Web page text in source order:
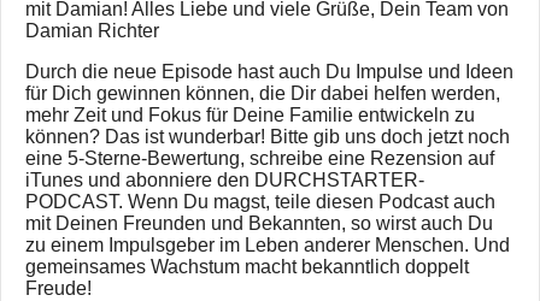
mit Damian! Alles Liebe und viele Grüße, Dein Team von
Damian Richter
Durch die neue Episode hast auch Du Impulse und Ideen
für Dich gewinnen können, die Dir dabei helfen werden,
mehr Zeit und Fokus für Deine Familie entwickeln zu
können? Das ist wunderbar! Bitte gib uns doch jetzt noch
eine 5-Sterne-Bewertung, schreibe eine Rezension auf
iTunes und abonniere den DURCHSTARTER-
PODCAST. Wenn Du magst, teile diesen Podcast auch
mit Deinen Freunden und Bekannten, so wirst auch Du
zu einem Impulsgeber im Leben anderer Menschen. Und
gemeinsames Wachstum macht bekanntlich doppelt
Freude!